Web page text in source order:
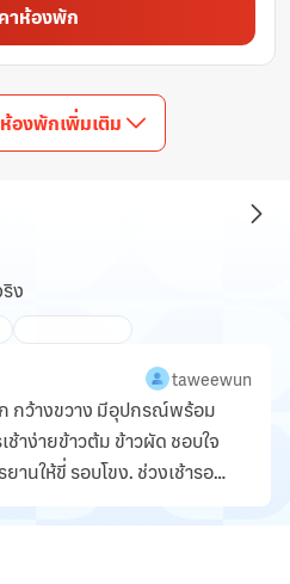
ของใช้ในห้องน้ำ
าห้องพัก
องพักเพิ่มเติม
ง
taweewun
กว้างขวาง มีอุปกรณ์พร้อม
าง่ายข้าวต้ม ข้าวผัด ชอบใจ
านให้ขี่ รอบโขง. ช่วงเช้ารอ
งพัก...